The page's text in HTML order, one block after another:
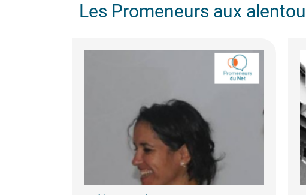
Les Promeneurs aux